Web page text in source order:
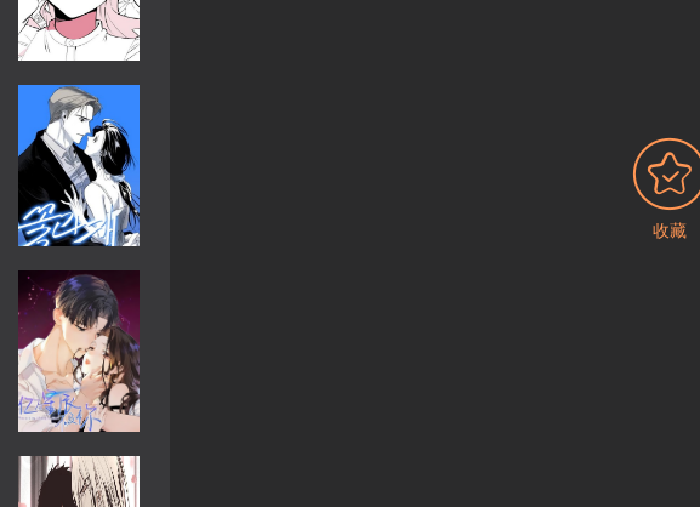
收藏